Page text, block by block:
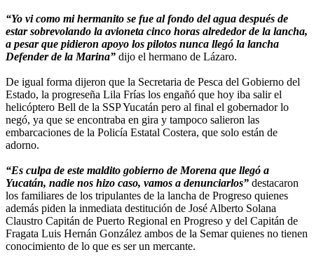
“Yo vi como mi hermanito se fue al fondo del agua después de
estar sobrevolando la avioneta cinco horas alrededor de la lancha,
a pesar que pidieron apoyo los pilotos nunca llegó la lancha
Defender de la Marina” dijo el hermano de Lázaro.
De igual forma dijeron que la Secretaria de Pesca del Gobierno del
Estado, la progreseña Lila Frías los engañó que hoy iba salir el
helicóptero Bell de la SSP Yucatán pero al final el gobernador lo
negó, ya que se encontraba en gira y tampoco salieron las
embarcaciones de la Policía Estatal Costera, que solo están de
adorno.
“Es culpa de este maldito gobierno de Morena que llegó a
Yucatán, nadie nos hizo caso, vamos a denunciarlos” destacaron
los familiares de los tripulantes de la lancha de Progreso quienes
además piden la inmediata destitución de José Alberto Solana
Claustro Capitán de Puerto Regional en Progreso y del Capitán de
Fragata Luis Hernán González ambos de la Semar quienes no tienen
conocimiento de lo que es ser un mercante.